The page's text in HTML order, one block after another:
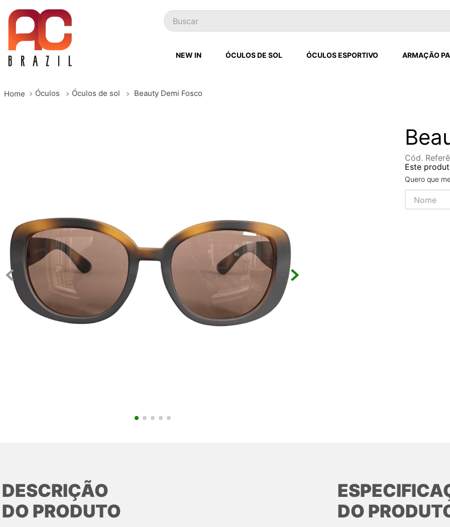
Buscar
NEW IN ÓCULOS DE SOL ÓCULOS ESPORTIVO ARMAÇÃO
Óculos Óculos de sol Beauty Demi Fosco
Cód.
Este
Quero que
DESCRIÇÃO
DO PRODUTO
DO